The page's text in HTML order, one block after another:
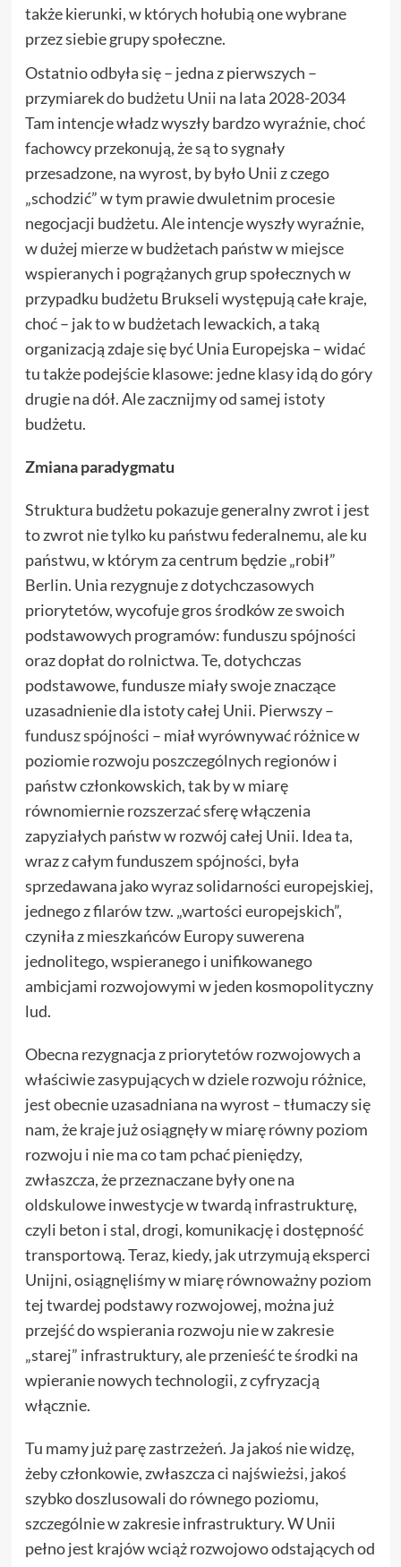
także kierunki, w których hołubią one wybrane
przez siebie grupy społeczne.
Ostatnio odbyła się – jedna z pierwszych –
przymiarekdo budżetu Unii na lata 2028-2034
Tam intencje władz wyszły bardzo wyraźnie, choć
fachowcy przekonują, że są to sygnały
przesadzone, na wyrost, by było Unii z czego
„schodzić” w tym prawie dwuletnim procesie
negocjacji budżetu. Ale intencje wyszły wyraźnie,
w dużej mierze w budżetach państw w miejsce
wspieranych i pogrążanych grup społecznych w
przypadku budżetu Brukseli występują całe kraje,
choć – jak to w budżetach lewackich, a taką
organizacją zdaje się być Unia Europejska – widać
tu także podejście klasowe: jedne klasy idą do góry
drugie na dół. Ale zacznijmy od samej istoty
budżetu.
Zmiana paradygmatu
Struktura budżetu pokazuje generalny zwrot i jest
to zwrot nie tylko ku państwu federalnemu, ale ku
państwu, w którym za centrum będzie „robił”
Berlin. Unia rezygnuje z dotychczasowych
priorytetów, wycofuje gros środków ze swoich
podstawowych programów: funduszu spójności
oraz dopłat do rolnictwa. Te, dotychczas
podstawowe, fundusze miały swoje znaczące
uzasadnienie dla istoty całej Unii. Pierwszy –
fundusz spójności – miał wyrównywać różnice w
poziomie rozwoju poszczególnych regionów i
państw członkowskich, tak by w miarę
równomiernie rozszerzać sferę włączenia
zapyziałych państw w rozwój całej Unii. Idea ta,
wraz z całym funduszem spójności, była
sprzedawana jako wyraz solidarności europejskiej,
jednego z filarów tzw. „wartości europejskich”,
czyniła z mieszkańców Europy suwerena
jednolitego, wspieranego i unifikowanego
ambicjami rozwojowymi w jeden kosmopolityczny
lud.
Obecna rezygnacja z priorytetów rozwojowych a
właściwie zasypujących w dziele rozwoju różnice,
jest obecnie uzasadniana na wyrost – tłumaczy się
nam, że kraje już osiągnęły w miarę równy poziom
rozwoju i nie ma co tam pchać pieniędzy,
zwłaszcza, że przeznaczane były one na
oldskulowe inwestycje w twardą infrastrukturę,
czyli beton i stal, drogi, komunikację i dostępność
transportową. Teraz, kiedy, jak utrzymują eksperci
Unijni, osiągnęliśmy w miarę równoważny poziom
tej twardej podstawy rozwojowej, można już
przejść do wspierania rozwoju nie w zakresie
„starej” infrastruktury, ale przenieść te środki na
wpieranie nowych technologii, z cyfryzacją
włącznie.
Tu mamy już parę zastrzeżeń. Ja jakoś nie widzę,
żeby członkowie, zwłaszcza ci najświeżsi, jakoś
szybko doszlusowali do równego poziomu,
szczególnie w zakresie infrastruktury. W Unii
pełno jest krajów wciąż rozwojowo odstających od